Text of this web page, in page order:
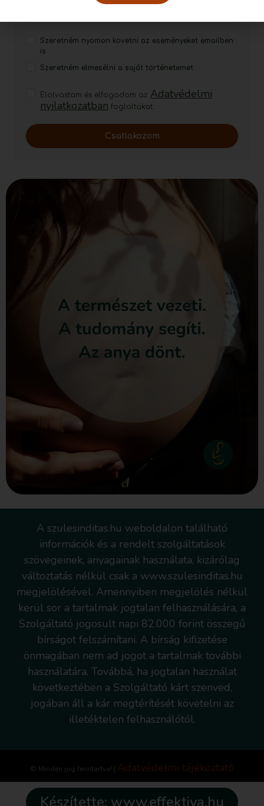
Szeretném nyomon követni az eseményeket emailben
is
Szeretném elmesélni a saját történetemet
Elolvastam és elfogadom az Adatvédelmi
nyilatkozatban foglaltakat.
Csatlakozom
A szulesinditas.hu weboldalon található
információk és a rendelt szolgáltatások
szövegeinek, anyagainak használata, kizárólag
változtatás nélkül csak a www.szulesinditas.hu
megjelölésével. Amennyiben megjelölés nélkül
kerül sor a tartalmak jogtalan felhasználására, a
Szolgáltató jogosult napi 82.000 forint összegű
bírságot felszámítani. A bírság kifizetése
önmagában nem ad jogot a tartalmak további
használatára. Továbbá, ha jogtalan használat
következtében a Szolgáltató kárt szenved,
jogában áll a kár megtérítését követelni az
illetéktelen felhasználótól.
© Minden jog fenntartva! | Adatvédelmi tájékoztató
Készítette: www.effektiva.hu